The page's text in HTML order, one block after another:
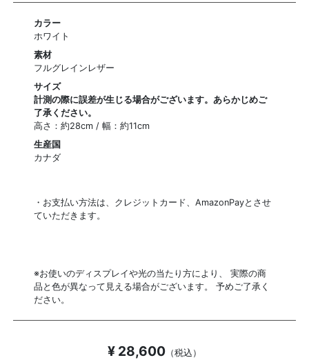
カラー
ホワイト
素材
フルグレインレザー
サイズ
計測の際に誤差が生じる場合がございます。あらかじめご
了承ください。
高さ：約28cm / 幅：約11cm
生産国
カナダ
・お支払い方法は、クレジットカード、AmazonPayとさせ
ていただきます。
※お使いのディスプレイや光の当たり方により、 実際の商
品と色が異なって見える場合がございます。 予めご了承く
ださい。
¥ 28,600 （税込）